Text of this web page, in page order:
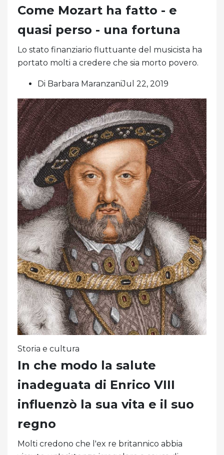
Come Mozart ha fatto - e
quasi perso - una fortuna
Lo stato finanziario fluttuante del musicista ha
portato molti a credere che sia morto povero.
Di Barbara MaranzaniJul 22, 2019
Storia e cultura
In che modo la salute
inadeguata di Enrico VIII
influenzò la sua vita e il suo
regno
Molti credono che l'ex re britannico abbia